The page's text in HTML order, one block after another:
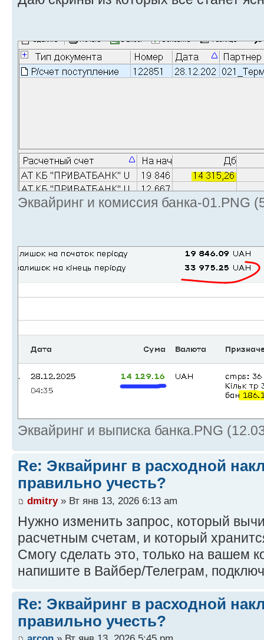
Эквайринг и комиссия банка-01.PNG
Эквайринг и выписка банка.PNG
Re: Эквайринг в расходной
правильно учесть?
dmitry» Вт янв 13, 2026 6:13 am
Нужно изменить запрос, который
расчетным счетам, и который
Смогу сделать это, только на вашем
напишите в Вайбер/Телеграм,
Re: Эквайринг в расходной
правильно учесть?